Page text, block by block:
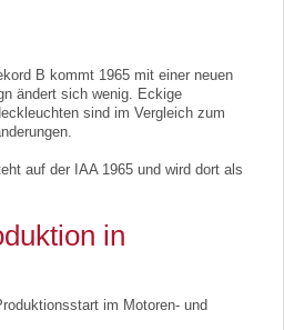
B kommt 1965 mit einer neuen
ändert sich wenig. Eckige
sind im Vergleich zum
auf der IAA 1965 und wird dort als
in
im Motoren- und